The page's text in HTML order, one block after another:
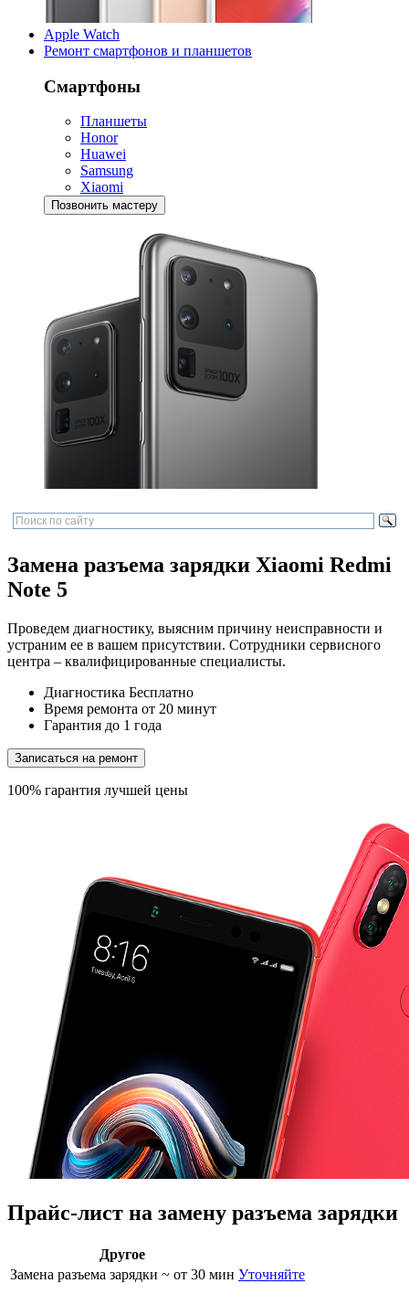
Apple Watch
Ремонт смартфонов и планшетов
Смартфоны
Планшеты
Honor
Huawei
Samsung
Xiaomi
Позвонить мастеру
Замена разъема зарядки Xiaomi Redmi
Note 5
Проведем диагностику, выясним причину неисправности и
устраним ее в вашем присутствии. Сотрудники сервисного
центра – квалифицированные специалисты.
Диагностика Бесплатно
Время ремонта от 20 минут
Гарантия до 1 года
Записаться на ремонт
100% гарантия лучшей цены
Прайс-лист на замену разъема зарядки
Другое
Замена разъема зарядки ~ от 30 мин Уточняйте